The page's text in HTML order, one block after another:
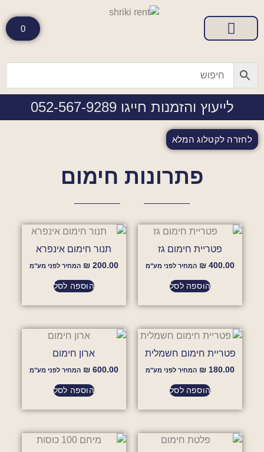
0
לייעוץ והזמנות חייגו 052-567-9289
לחזרה לקטלוג המלא
פתרונות חימום
פטריית חימום גז
₪ 400.00 המחיר לפני מע"מ
הוספה לסל
תנור חימום אינפרא
₪200.00 המחיר לפני מע"מ
הוספה לסל
פטריית חימום חשמלית
₪ 180.00 המחיר לפני מע"מ
הוספה לסל
ארון חימום
₪600.00 המחיר לפני מע"מ
הוספה לסל